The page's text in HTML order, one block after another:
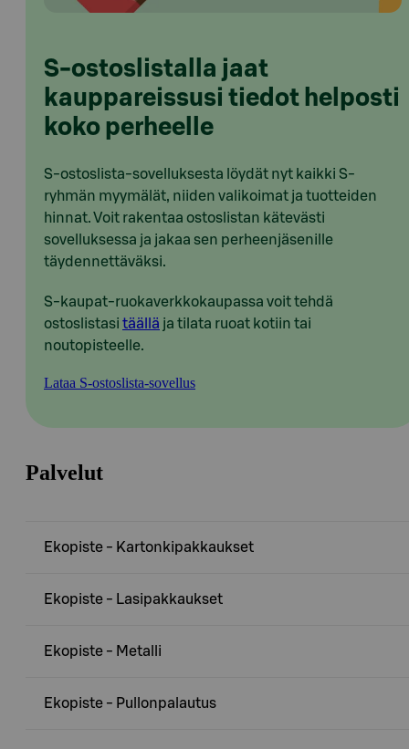
S-ostoslistalla jaat
kauppareissusi tiedot helposti
koko perheelle
S-ostoslista-sovelluksesta löydät nyt kaikki S-
ryhmän myymälät, niiden valikoimat ja tuotteiden
hinnat. Voit rakentaa ostoslistan kätevästi
sovelluksessa ja jakaa sen perheenjäsenille
täydennettäväksi.
S-kaupat-ruokaverkkokaupassa voit tehdä
ostoslistasi täällä ja tilata ruoat kotiin tai
noutopisteelle.
Lataa S-ostoslista-sovellus
Palvelut
Ekopiste - Kartonkipakkaukset
Ekopiste - Lasipakkaukset
Ekopiste - Metalli
Ekopiste - Pullonpalautus